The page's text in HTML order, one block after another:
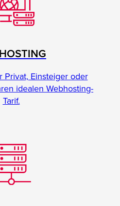
Privat, Einsteiger oder
idealen Webhosting-
Tarif.